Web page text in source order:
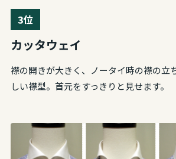
3位
カッタウェイ
襟の開きが大きく、ノータイ時の襟の立
しい襟型。首元をすっきりと見せます。